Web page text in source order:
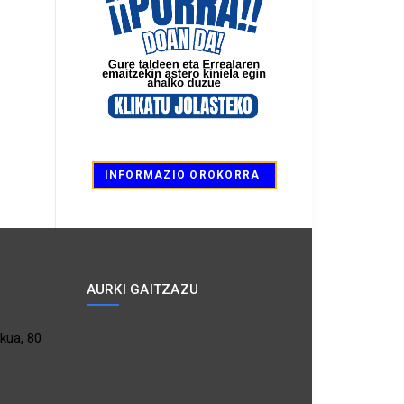
INFORMAZIO OROKORRA
80
AURKI GAITZAZU